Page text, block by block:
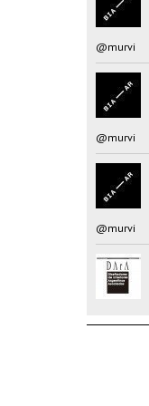
@murvi
@murvi
@murvi